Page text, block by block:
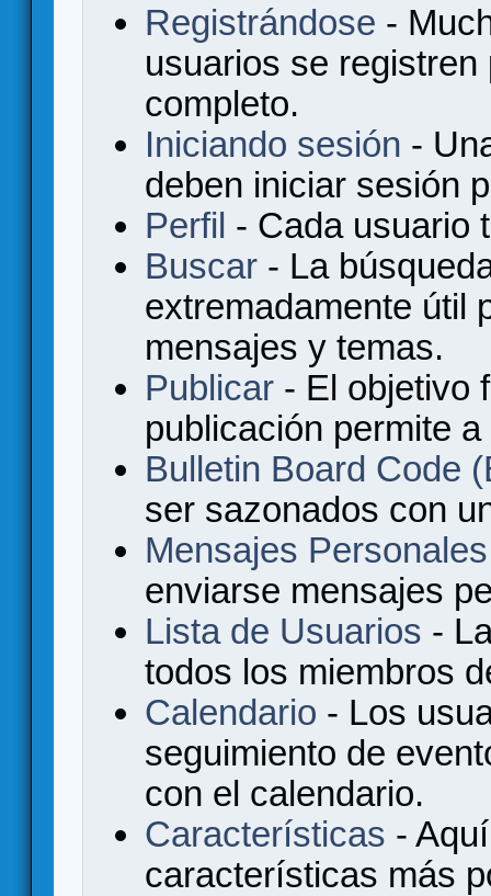
Registrándose -
usuarios se
completo.
Iniciando sesión -
deben iniciar sesión
Perfil - Cada usuario
Buscar - La
extremadamente útil
mensajes y temas.
Publicar - El objetivo
publicación permite
Bulletin Board Code
ser sazonados con
Mensajes Personales
enviarse mensajes
Lista de Usuarios -
todos los miembros
Calendario - Los
seguimiento de
con el calendario.
Características -
características más